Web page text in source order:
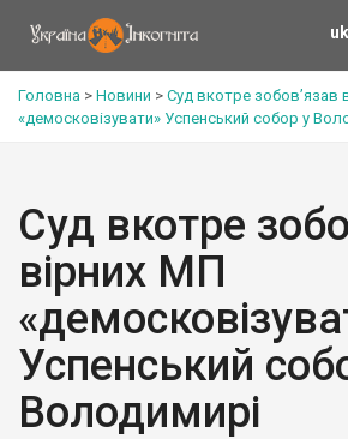
uk
Головна > Новини > Суд вкотре зобов’язав
«демосковізувати» Успенський собор у
Суд вкотре
вірних МП
Успенський
Володимирі